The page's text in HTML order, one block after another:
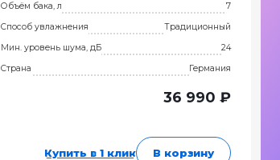
Объём бака, л
7
Способ увлажнения
Традиционный
Мин. уровень шума, дБ
24
Страна
Германия
36 990 ₽
Купить в 1 клик В корзину